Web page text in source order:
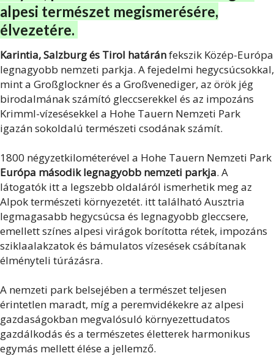
alpesi természet megismerésére,
élvezetére.
Karintia, Salzburg és Tirol határánfekszik Közép-Európa
legnagyobb nemzeti parkja. A fejedelmi hegycsúcsokkal,
mint a Großglockner és a Großvenediger, az örök jég
birodalmának számító gleccserekkel és az impozáns
Krimml-vízesésekkel a Hohe Tauern Nemzeti Park
igazán sokoldalú természeti csodának számít.
1800 négyzetkilométerével a Hohe Tauern Nemzeti Park
Európa második legnagyobb nemzeti parkja. A
látogatók itt a legszebb oldaláról ismerhetik meg az
Alpok természeti környezetét. itt található Ausztria
legmagasabb hegycsúcsa és legnagyobb gleccsere,
emellett színes alpesi virágok borította rétek, impozáns
sziklaalakzatok és bámulatos vízesések csábítanak
élményteli túrázásra.
A nemzeti park belsejében a természet teljesen
érintetlen maradt, míg a peremvidékekre az alpesi
gazdaságokban megvalósuló környezettudatos
gazdálkodás és a természetes életterek harmonikus
egymás mellett élése a jellemző.